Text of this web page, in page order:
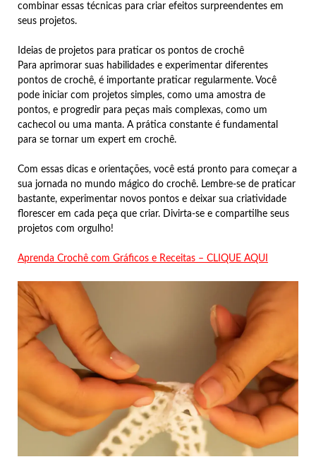
combinar essas técnicas para criar efeitos surpreendentes em
seus projetos.
Ideias de projetos para praticar os pontos de crochê
Para aprimorar suas habilidades e experimentar diferentes
pontos de crochê, é importante praticar regularmente. Você
pode iniciar com projetos simples, como uma amostra de
pontos, e progredir para peças mais complexas, como um
cachecol ou uma manta. A prática constante é fundamental
para se tornar um expert em crochê.
Com essas dicas e orientações, você está pronto para começar a
sua jornada no mundo mágico do crochê. Lembre-se de praticar
bastante, experimentar novos pontos e deixar sua criatividade
florescer em cada peça que criar. Divirta-se e compartilhe seus
projetos com orgulho!
Aprenda Crochê com Gráficos e Receitas – CLIQUE AQUI